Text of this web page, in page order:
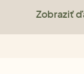
Zobraziť